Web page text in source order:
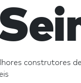
construtores